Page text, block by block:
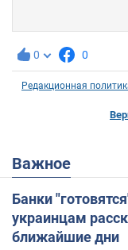
0 0
Редакционная
Важное
Банки
украинцам
ближайшие дни